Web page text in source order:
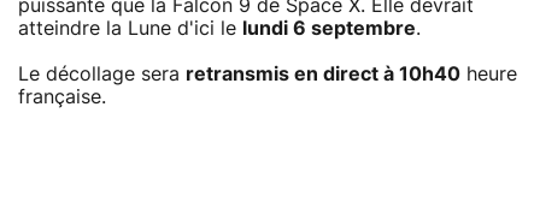
puissante que la Falcon 9 de Space X. Elle devrait
atteindre la Lune d'ici le
lundi 6 septembre.
Le décollage sera retransmis en direct à 10h40 heure
française.